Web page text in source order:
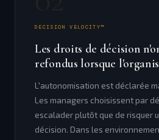
DECISION VELOCITY™
Les droits de décision
refondus lorsque
L'autonomisation est déclarée
Les managers choisissent par
escalader plutôt que de risquer
décision. Dans les